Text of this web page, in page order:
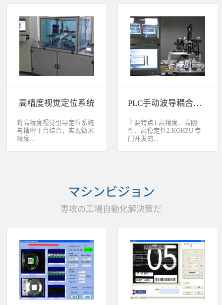
少了人力成本，大幅度的提
高了生产力，为客户创造了
显著的经济效益和社会效
益。应用机器视觉引导机器
人是一种实现柔性制造的技
术，使生产线很容易适应产
品的变化、不同的位置及方
向，定位取放的零件或指导
系统还能在处理或组装产品
量，识别。视觉向导机器人
度固定设备；2、无需工具
转换即能处理多种类型的工
件；3、防止意外的机器人
括：1、自动堆垛和卸垛；
高精度视觉定位系统
将高精度视觉引导定位系统
与精密平台结合，实现微米
精度...
动定位和对准应用等。
PLC手动波导耦合系统
主要特点1.高精度、高刚
性、高稳定性2.KOHZU 专
门开发的...
部分机构本地化生产满足系
统性能同时，也节约成本5.
求制定系统手动调节平台
マシンビジョン
専攻の工場自動化解決策だ